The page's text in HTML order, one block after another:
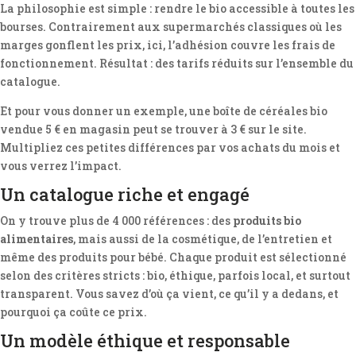
La philosophie est simple : rendre le bio accessible à toutes les
bourses. Contrairement aux supermarchés classiques où les
marges gonflent les prix, ici, l’adhésion couvre les frais de
fonctionnement. Résultat : des tarifs réduits sur l’ensemble du
catalogue.
Et pour vous donner un exemple, une boîte de céréales bio
vendue 5 € en magasin peut se trouver à 3 € sur le site.
Multipliez ces petites différences par vos achats du mois et
vous verrez l’impact.
Un catalogue riche et engagé
On y trouve plus de 4 000 références : des produits bio
alimentaires, mais aussi de la cosmétique, de l’entretien et
même des produits pour bébé. Chaque produit est sélectionné
selon des critères stricts : bio, éthique, parfois local, et surtout
transparent. Vous savez d’où ça vient, ce qu’il y a dedans, et
pourquoi ça coûte ce prix.
Un modèle éthique et responsable